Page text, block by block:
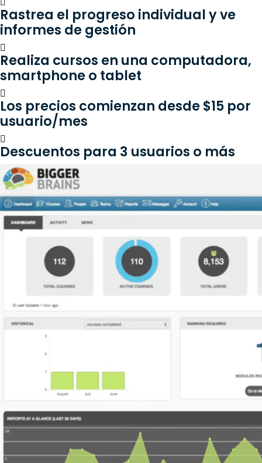
Rastrea el progreso individual y ve
informes de gestión
Realiza cursos en una computadora,
smartphone o tablet
Los precios comienzan desde $15 por
usuario/mes
Descuentos para 3 usuarios o más